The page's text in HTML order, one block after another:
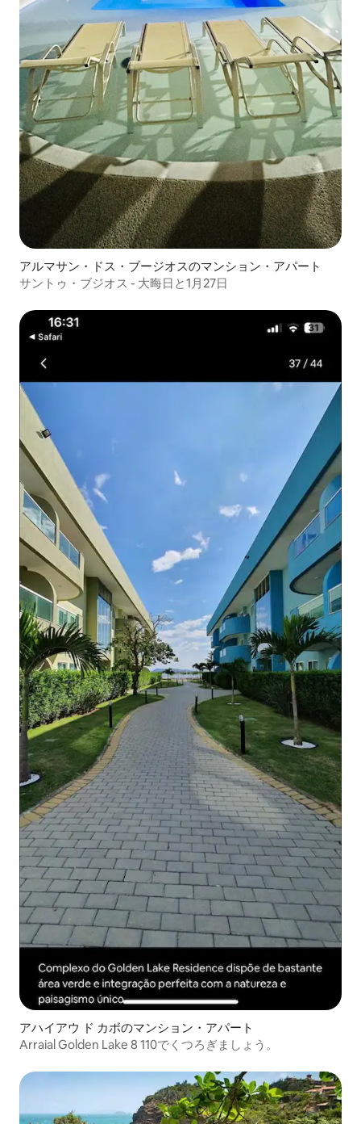
アルマサン・ドス・ブージオスのマンション・アパート
サントゥ・ブジオス - 大晦日と1月27日
アハイアウ ド カボのマンション・アパート
Arraial Golden Lake 8 110でくつろぎましょう。